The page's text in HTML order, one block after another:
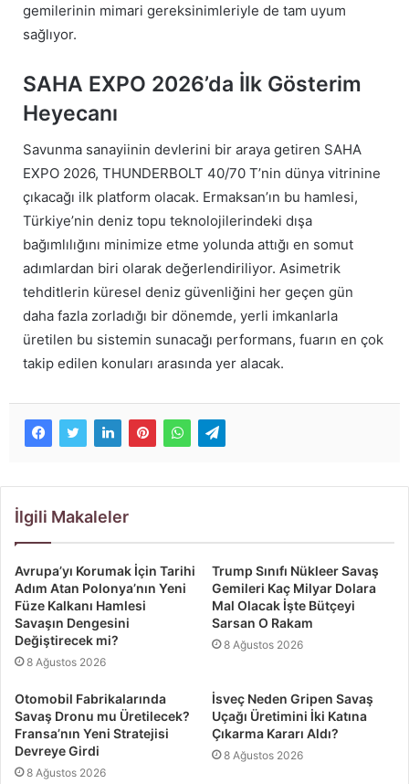
gemilerinin mimari gereksinimleriyle de tam uyum
sağlıyor.
SAHA EXPO 2026’da İlk Gösterim
Heyecanı
Savunma sanayiinin devlerini bir araya getiren SAHA
EXPO 2026, THUNDERBOLT 40/70 T’nin dünya vitrinine
çıkacağı ilk platform olacak. Ermaksan’ın bu hamlesi,
Türkiye’nin deniz topu teknolojilerindeki dışa
bağımlılığını minimize etme yolunda attığı en somut
adımlardan biri olarak değerlendiriliyor. Asimetrik
tehditlerin küresel deniz güvenliğini her geçen gün
daha fazla zorladığı bir dönemde, yerli imkanlarla
üretilen bu sistemin sunacağı performans, fuarın en çok
takip edilen konuları arasında yer alacak.
İlgili Makaleler
Avrupa’yı Korumak İçin Tarihi
Adım Atan Polonya’nın Yeni
Füze Kalkanı Hamlesi
Savaşın Dengesini
Değiştirecek mi?
8 Ağustos 2026
Trump Sınıfı Nükleer Savaş
Gemileri Kaç Milyar Dolara
Mal Olacak İşte Bütçeyi
Sarsan O Rakam
8 Ağustos 2026
Otomobil Fabrikalarında
Savaş Dronu mu Üretilecek?
Fransa’nın Yeni Stratejisi
Devreye Girdi
8 Ağustos 2026
İsveç Neden Gripen Savaş
Uçağı Üretimini İki Katına
Çıkarma Kararı Aldı?
8 Ağustos 2026